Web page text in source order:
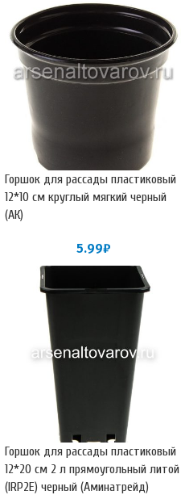
Горшок для рассады пластиковый
12*10 см круглый мягкий черный
(АК)
5.99₽
Горшок для рассады пластиковый
12*20 см 2 л прямоугольный литой
(IRP2E) черный (Аминатрейд)